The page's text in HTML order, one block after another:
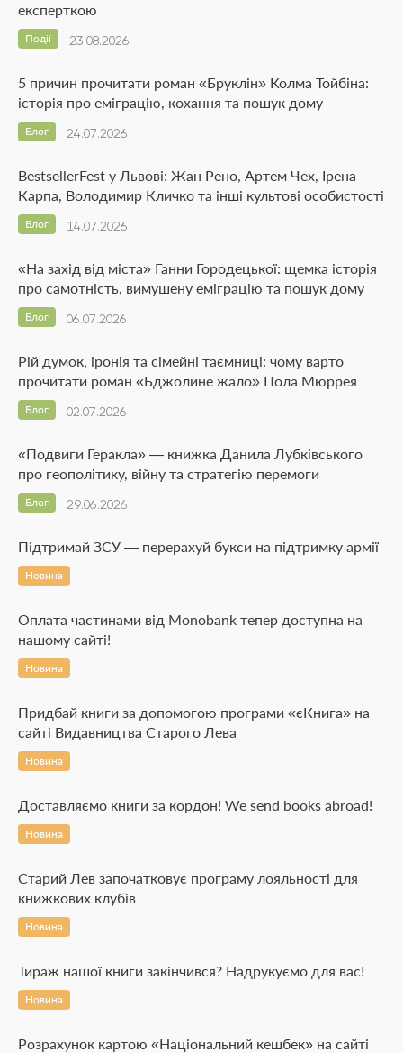
експерткою
23.08.2026
Події
5 причин прочитати роман «Бруклін» Колма Тойбіна:
історія про еміграцію, кохання та пошук дому
24.07.2026
Блог
BestsellerFest у Львові: Жан Рено, Артем Чех, Ірена
Карпа, Володимир Кличко та інші культові особистості
14.07.2026
Блог
«На захід від міста» Ганни Городецької: щемка історія
про самотність, вимушену еміграцію та пошук дому
06.07.2026
Блог
Рій думок, іронія та сімейні таємниці: чому варто
прочитати роман «Бджолине жало» Пола Мюррея
02.07.2026
Блог
«Подвиги Геракла» — книжка Данила Лубківського
про геополітику, війну та стратегію перемоги
29.06.2026
Блог
Підтримай ЗСУ — перерахуй букси на підтримку армії
Новина
Оплата частинами від Monobank тепер доступна на
нашому сайті!
Новина
Придбай книги за допомогою програми «єКнига» на
сайті Видавництва Старого Лева
Новина
Доставляємо книги за кордон! We send books abroad!
Новина
Старий Лев започатковує програму лояльності для
книжкових клубів
Новина
Тираж нашої книги закінчився? Надрукуємо для вас!
Новина
Розрахунок картою «Національний кешбек» на сайті